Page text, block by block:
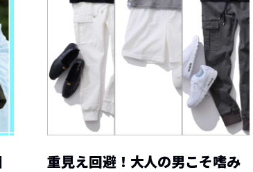
重見え回避！大人の男こそ嗜み